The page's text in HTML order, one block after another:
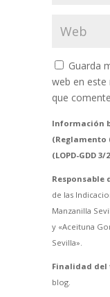
Guarda
web en este
que
Información
(Reglamento
(LOPD-GDD
de las
Manzanilla
y «Aceituna
Sevilla».
Finalidad
blog.